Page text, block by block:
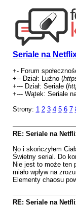
Seriale na
+- Forum
+-- Dział: Luźno (
+--- Dział: Seriale (
+--- Wątek: Seriale
Strony: 1 2 3 4 5 6 7
RE: Seriale na
No i skończyłem
Świetny serial. Do
Nie jest to może ten
miało wpływ na
Elementy chaosu
RE: Seriale na